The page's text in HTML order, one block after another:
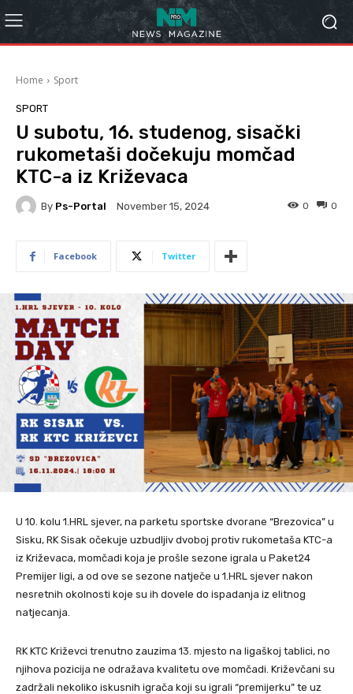
Home Sport
SPORT
U subotu, 16. studenog, sisački
rukometaši dočekuju momčad
KTC-a iz Križevaca
By Ps-Portal November 15, 2024 0
0
Facebook Twitter
U 10. kolu 1.HRL sjever, na parketu sportske dvorane “Brezovica” u
Sisku, RK Sisak očekuje uzbudljiv dvoboj protiv rukometaša KTC-a
iz Križevaca, momčadi koja je prošle sezone igrala u Paket24
Premijer ligi, a od ove se sezone natječe u 1.HRL sjever nakon
nesretnih okolnosti koje su ih dovele do ispadanja iz elitnog
natjecanja.
RK KTC Križevci trenutno zauzima 13. mjesto na ligaškoj tablici, no
njihova pozicija ne odražava kvalitetu ove momčadi. Križevčani su
zadržali nekoliko iskusnih igrača koji su igrali “premijerku” te uz